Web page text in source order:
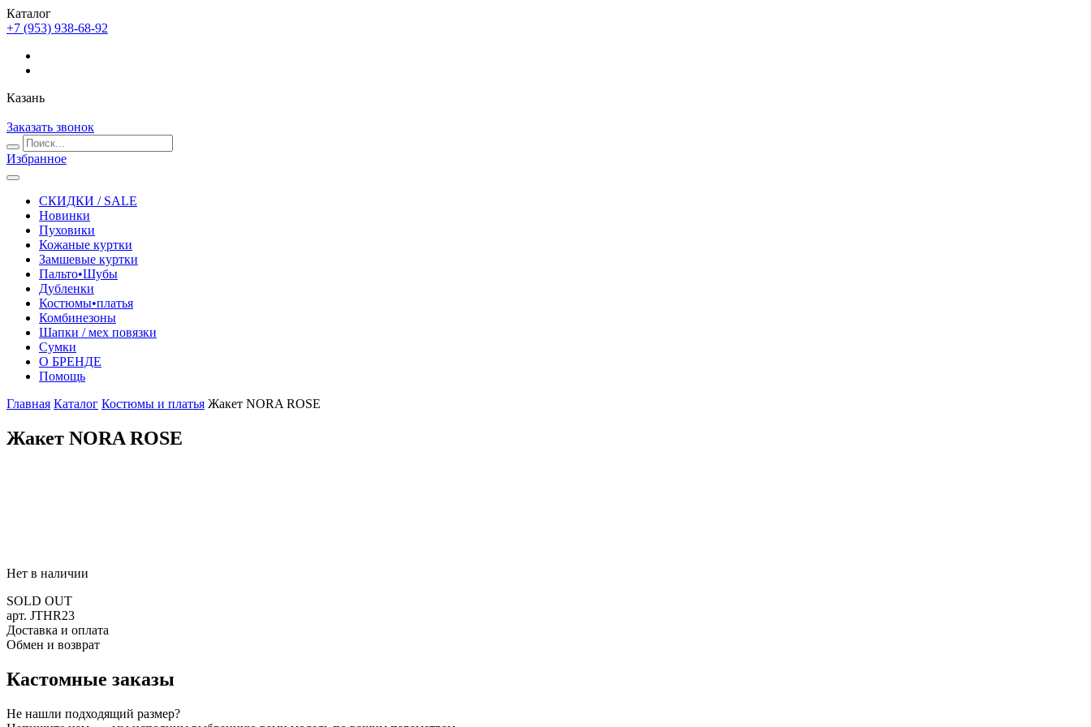
Каталог
+7 (953) 938-68-92
Казань
Заказать звонок
Избранное
СКИДКИ / SALE
Новинки
Пуховики
Кожаные куртки
Замшевые куртки
Пальто•Шубы
Дубленки
Костюмы•платья
Комбинезоны
Шапки / мех повязки
Сумки
О БРЕНДЕ
Помощь
Главная Каталог Костюмы и платья Жакет NORA ROSE
Жакет NORA ROSE
Нет в наличии
SOLD OUT
арт. JTHR23
Доставка и оплата
Обмен и возврат
Кастомные заказы
Не нашли подходящий размер?